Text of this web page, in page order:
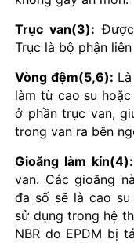
Trục van(3):
Trục là bộ phận
Vòng đệm(5,6):
làm từ cao su
ở phần trục van,
trong van ra bên
Gioăng làm kín(4):
van. Các gioăng
đa số sẽ là cao su
sử dụng trong hệ
NBR do EPDM bị